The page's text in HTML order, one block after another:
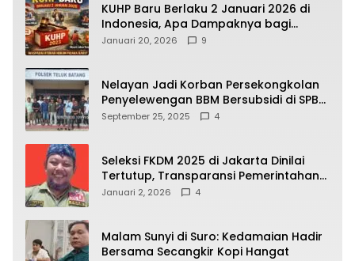
KUHP Baru Berlaku 2 Januari 2026 di
Indonesia, Apa Dampaknya bagi
Kehidupan Warga? Ini Aturan Kunci
Januari 20, 2026 9
Nelayan Jadi Korban Persekongkolan
Penyelewengan BBM Bersubsidi di SPBU
64.78809 Teluk Batang
September 25, 2025 4
Seleksi FKDM 2025 di Jakarta Dinilai
Tertutup, Transparansi Pemerintahan
Pramono–Rano Dipertanyakan
Januari 2, 2026 4
Malam Sunyi di Suro: Kedamaian Hadir
Bersama Secangkir Kopi Hangat